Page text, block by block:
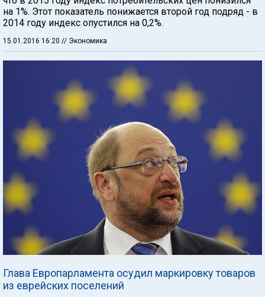
на 1%. Этот показатель понижается второй год подряд - в
2014 году индекс опустился на 0,2%.
15.01.2016 16:20 // Экономика
Глава Европарламента осудил маркировку товаров
из еврейских поселений